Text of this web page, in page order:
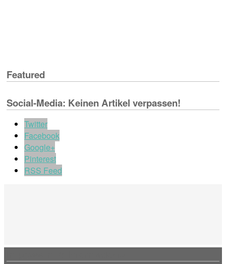
Featured
Social-Media: Keinen Artikel verpassen!
Twitter
Facebook
Google+
Pinterest
RSS Feed